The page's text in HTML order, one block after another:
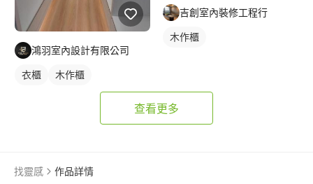
鴻羽室內設計有限公司
衣櫃 木作櫃
吉創室內裝修工程行
木作櫃
查看更多
找靈感 作品詳情